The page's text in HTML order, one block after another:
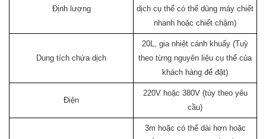
Định lượng
dịch cụ thể có thể dùng máy chiết
nhanh hoặc chiết chậm)
Dung tích chứa dịch
20L, gia nhiệt cánh khuấy (Tuỳ
theo từng nguyên liệu cụ thể của
khách hàng để đặt)
Điện
220V hoặc 380V (tùy theo yêu
cầu)
3m hoặc có thể dài hơn hoặc